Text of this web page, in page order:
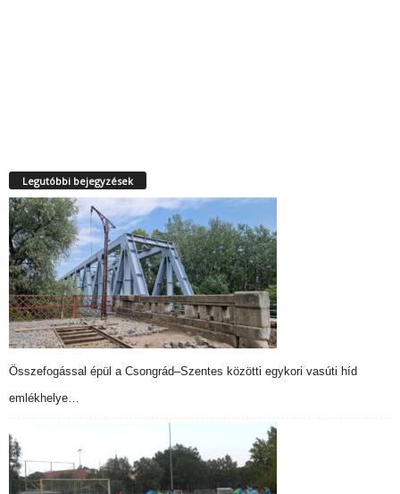
Legutóbbi bejegyzések
Összefogással épül a Csongrád–Szentes közötti egykori vasúti híd
emlékhelye…